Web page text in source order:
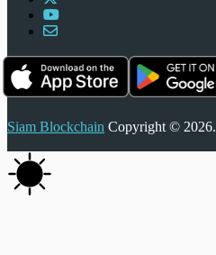
Siam Blockchain Copyright © 2026.